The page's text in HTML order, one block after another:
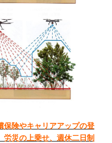
保険やキャリアアップの登
災の上乗せ、週休二日制